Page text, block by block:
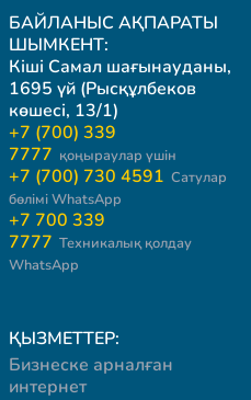
БАЙЛАНЫС АҚПАРАТЫ
ШЫМКЕНТ:
Кіші Самал шағынауданы,
1695 үй (Рысқұлбеков
көшесі, 13/1)
+7 (700) 339
7777 қоңыраулар үшін
+7 (700) 730 4591 Сатулар
бөлімі WhatsApp
+7 700 339
7777 Техникалық қолдау
WhatsApp
ҚЫЗМЕТТЕР:
Бизнеске арналған
интернет